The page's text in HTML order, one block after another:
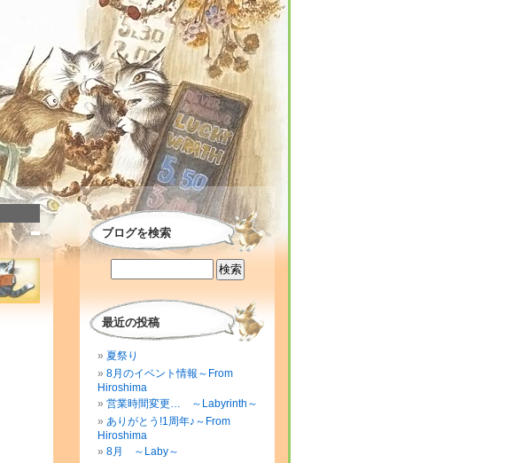
ブログを検索
最近の投稿
夏祭り
8月のイベント情報～From
Hiroshima
営業時間変更… ～Labyrinth～
ありがとう!1周年♪～From
Hiroshima
8月 ～Laby～